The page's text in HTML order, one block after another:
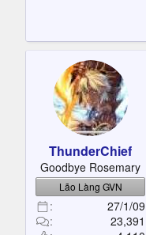
ThunderChief
Goodbye Rosemary
Lão Làng GVN
27/1/09
23,391